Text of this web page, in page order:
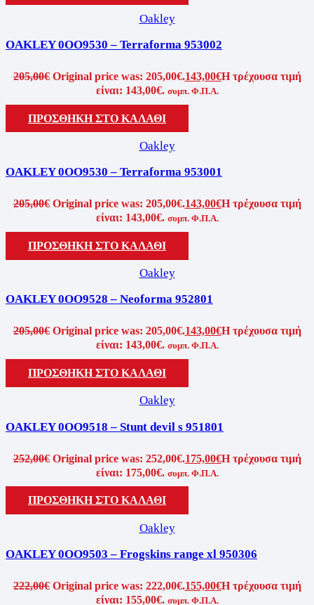
Oakley
OAKLEY 0OO9530 – Terraforma 953002
205,00€ Original price was: 205,00€.143,00€Η τρέχουσα τιμή
είναι: 143,00€. συμπ. Φ.Π.Α.
ΠΡΟΣΘΉΚΗ ΣΤΟ ΚΑΛΆΘΙ
Oakley
OAKLEY 0OO9530 – Terraforma 953001
205,00€ Original price was: 205,00€.143,00€Η τρέχουσα τιμή
είναι: 143,00€. συμπ. Φ.Π.Α.
ΠΡΟΣΘΉΚΗ ΣΤΟ ΚΑΛΆΘΙ
Oakley
OAKLEY 0OO9528 – Neoforma 952801
205,00€ Original price was: 205,00€.143,00€Η τρέχουσα τιμή
είναι: 143,00€. συμπ. Φ.Π.Α.
ΠΡΟΣΘΉΚΗ ΣΤΟ ΚΑΛΆΘΙ
Oakley
OAKLEY 0OO9518 – Stunt devil s 951801
252,00€ Original price was: 252,00€.175,00€Η τρέχουσα τιμή
είναι: 175,00€. συμπ. Φ.Π.Α.
ΠΡΟΣΘΉΚΗ ΣΤΟ ΚΑΛΆΘΙ
Oakley
OAKLEY 0OO9503 – Frogskins range xl 950306
222,00€ Original price was: 222,00€.155,00€Η τρέχουσα τιμή
είναι: 155,00€. συμπ. Φ.Π.Α.